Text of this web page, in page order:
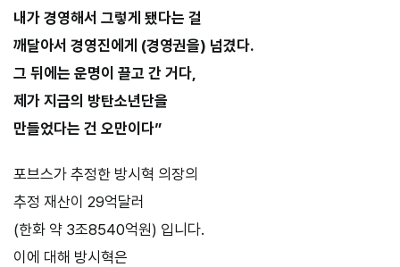
내가 경영해서 그렇게 됐다는 걸
깨달아서 경영진에게 (경영권을) 넘겼다.
그 뒤에는 운명이 끌고 간 거다,
제가 지금의 방탄소년단을
만들었다는 건 오만이다”
포브스가 추정한 방시혁 의장의
추정 재산이 29억달러
(한화 약 3조8540억원) 입니다.
이에 대해 방시혁은